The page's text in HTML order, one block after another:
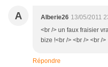
A Alberie26 13/05/2011
<br /> un faux fraisier
bize !<br /> <br /> <br />
Répondre